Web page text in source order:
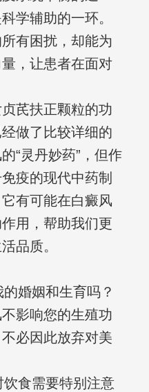
学辅助的一环。
有困扰，却能为
，让患者在面对
芪扶正颗粒的功
做了比较详细的
“灵丹妙药”，但作
疫的现代中药制
有可能在白癜风
用，帮助我们更
品质。
婚姻和生育吗？
影响您的生殖功
必因此放弃对美
食需要特别注意